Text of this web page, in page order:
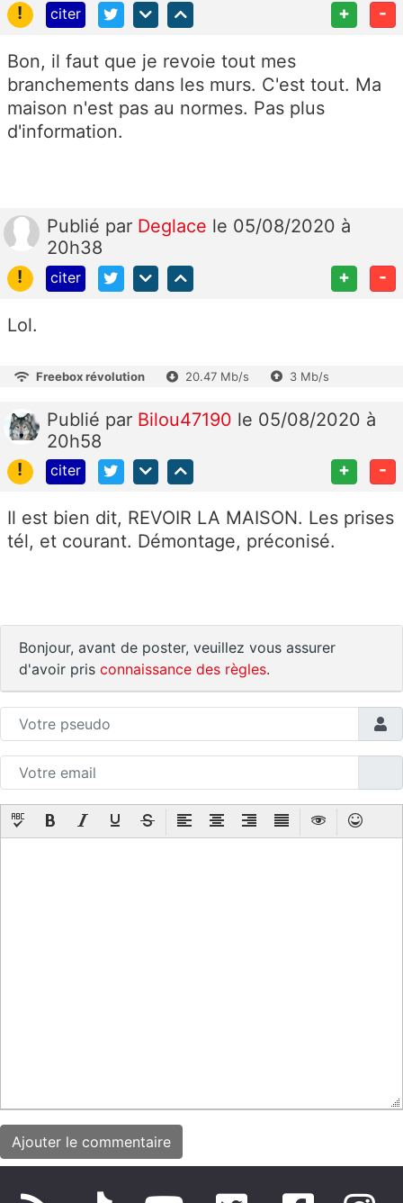
!
citer + -
Bon, il faut que je revoie tout mes
branchements dans les murs. C'est tout. Ma
maison n'est pas au normes. Pas plus
d'information.
Publié par Deglace le 05/08/2020 à
20h38
!
citer + -
Lol.
Freebox révolution 20.47 Mb/s 3 Mb/s
Publié par Bilou47190 le 05/08/2020 à
20h58
!
citer + -
Il est bien dit, REVOIR LA MAISON. Les prises
tél, et courant. Démontage, préconisé.
Bonjour, avant de poster, veuillez vous assurer
d'avoir pris connaissance des règles.